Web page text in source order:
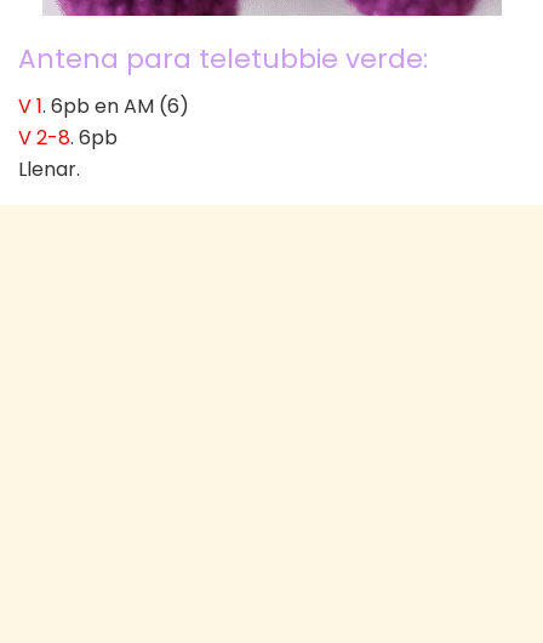
Antena para teletubbie verde:
V 1. 6pb en AM (6)
V 2-8. 6pb
Llenar.